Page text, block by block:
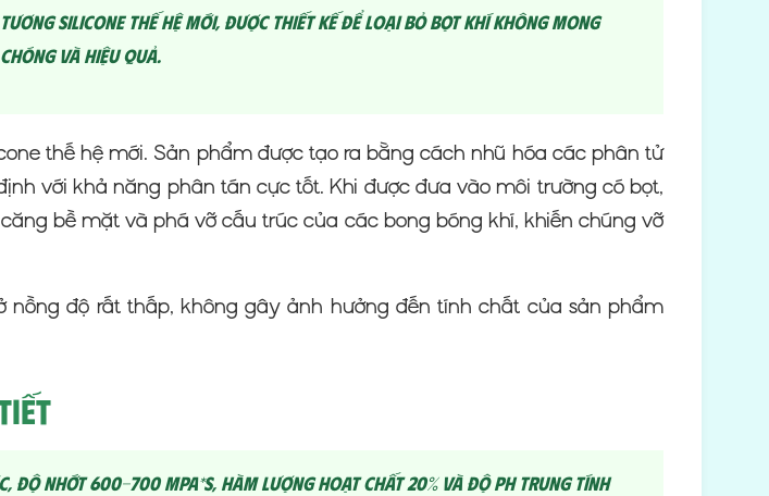
silicone thế hệ mới, được thiết kế để loại bỏ bọt khí không mong
và hiệu quả.
thế hệ mới. Sản phẩm được tạo ra bằng cách nhũ hóa các phân tử
với khả năng phân tán cực tốt. Khi được đưa vào môi trường có bọt,
bề mặt và phá vỡ cấu trúc của các bong bóng khí, khiến chúng vỡ
độ rất thấp, không gây ảnh hưởng đến tính chất của sản phẩm
nhớt 600-700 mPa*s, hàm lượng hoạt chất 20% và độ pH trung tính